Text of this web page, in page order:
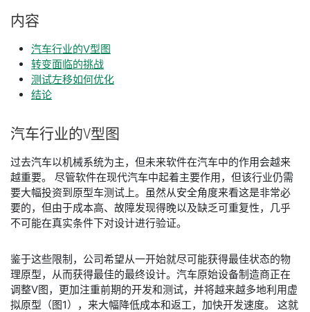
内容
汽车行业的V型图
转变面临的挑战
测试左移如何优化
结论​
汽车行业的V型图
过去汽车以机械系统为主，但未来软件在汽车中的作用会越来
越重要。 尽管软件在现代汽车中起着主要作用，但该行业仍需
要大幅投资到原型车测试上。虽然从安全角度来看这是非常必
要的，但由于成本高、故障发现得晚以及缺乏可重复性，几乎
不可能在真实条件下对设计进行验证。
鉴于这些限制，公司希望从一开始就尽可能获得最佳状态的物
理原型，从而获得最佳的最终设计。汽车原始设备制造商正在
调整V图，更加注重前期的开发和测试，并将越来越多地利用虚
拟原型（图1），来大幅降低成本和返工，加快开发速度。 这就